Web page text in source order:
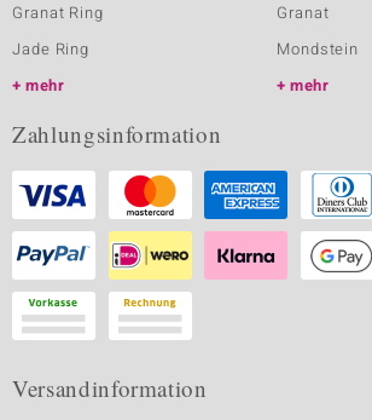
Granat Ring
Jade Ring
mehr
Granat
Mondstein
mehr
Zahlungsinformation
Versandinformation